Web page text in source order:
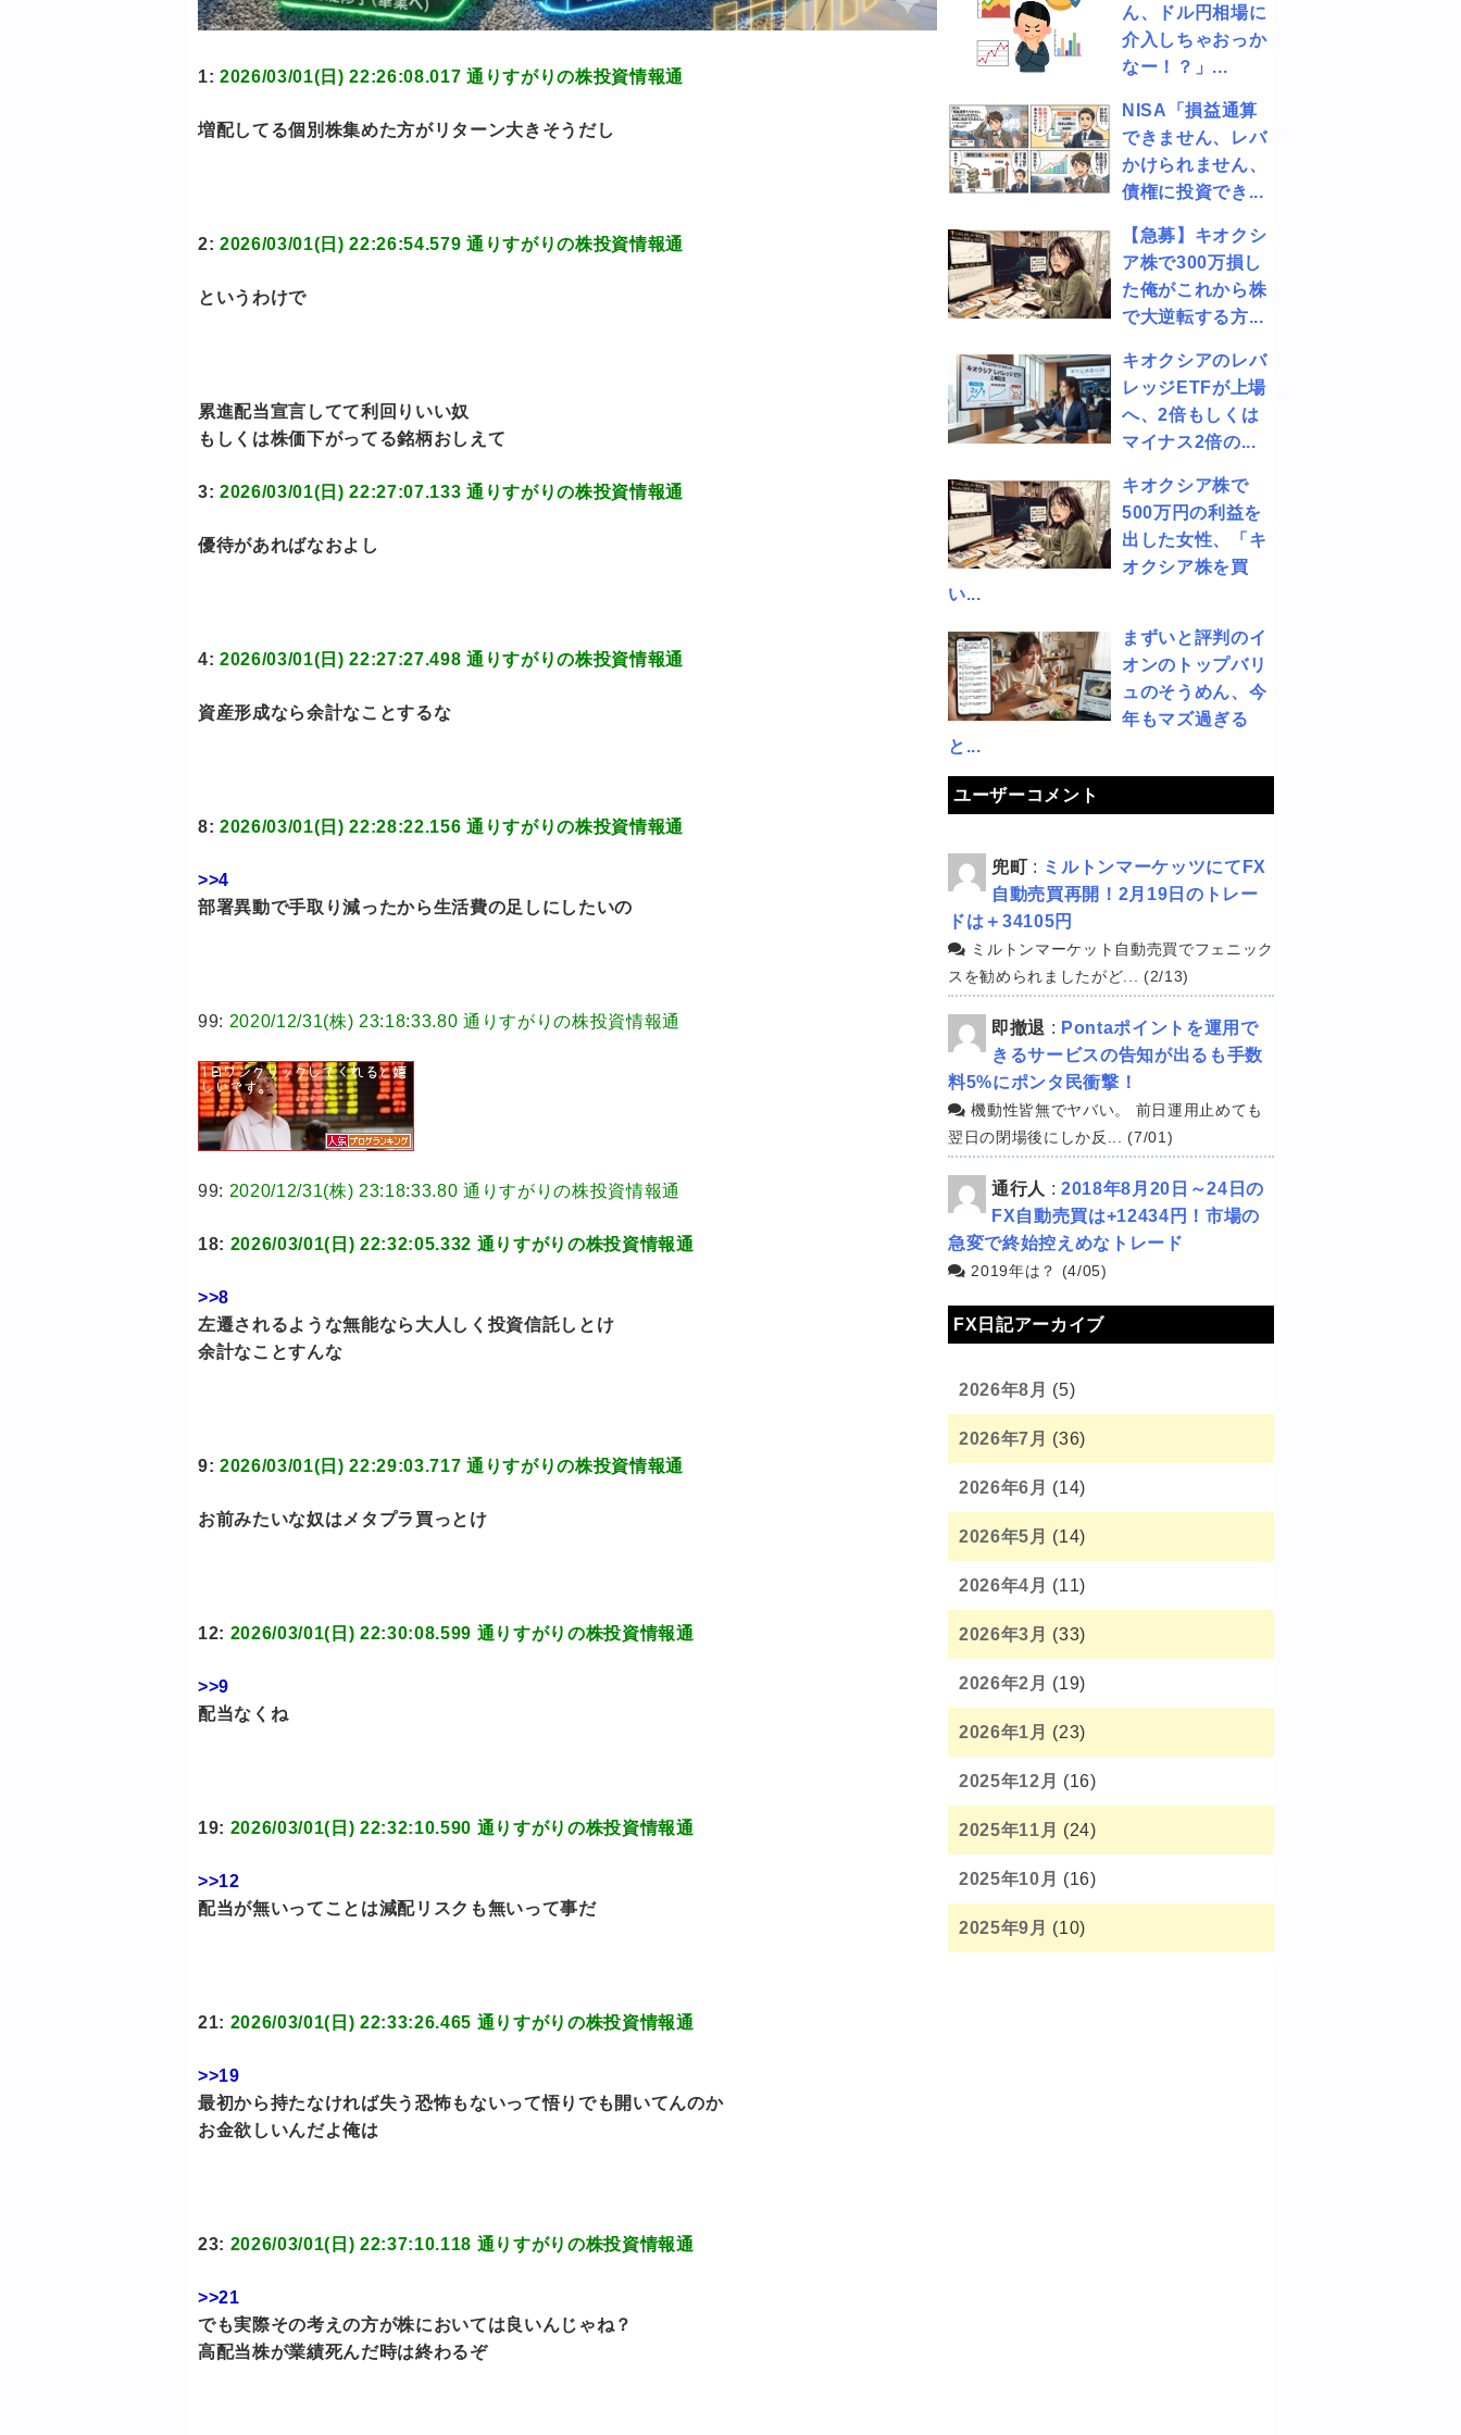
1: 2026/03/01(日) 22:26:08.017 通りすがりの株投資情報通
増配してる個別株集めた方がリターン大きそうだし
2: 2026/03/01(日) 22:26:54.579 通りすがりの株投資情報通
というわけで
累進配当宣言してて利回りいい奴
もしくは株価下がってる銘柄おしえて
3: 2026/03/01(日) 22:27:07.133 通りすがりの株投資情報通
優待があればなおよし
4: 2026/03/01(日) 22:27:27.498 通りすがりの株投資情報通
資産形成なら余計なことするな
8: 2026/03/01(日) 22:28:22.156 通りすがりの株投資情報通
>>4
部署異動で手取り減ったから生活費の足しにしたいの
99: 2020/12/31(株) 23:18:33.80 通りすがりの株投資情報通
99: 2020/12/31(株) 23:18:33.80 通りすがりの株投資情報通
18: 2026/03/01(日) 22:32:05.332 通りすがりの株投資情報通
>>8
左遷されるような無能なら大人しく投資信託しとけ
余計なことすんな
9: 2026/03/01(日) 22:29:03.717 通りすがりの株投資情報通
お前みたいな奴はメタプラ買っとけ
12: 2026/03/01(日) 22:30:08.599 通りすがりの株投資情報通
>>9
配当なくね
19: 2026/03/01(日) 22:32:10.590 通りすがりの株投資情報通
>>12
配当が無いってことは減配リスクも無いって事だ
21: 2026/03/01(日) 22:33:26.465 通りすがりの株投資情報通
>>19
最初から持たなければ失う恐怖もないって悟りでも開いてんのか
お金欲しいんだよ俺は
23: 2026/03/01(日) 22:37:10.118 通りすがりの株投資情報通
>>21
でも実際その考えの方が株においては良いんじゃね？
高配当株が業績死んだ時は終わるぞ
ん、ドル円相場に
介入しちゃおっか
なー！？」...
NISA「損益通算
できません、レバ
かけられません、
債権に投資でき...
【急募】キオクシ
ア株で300万損し
た俺がこれから株
で大逆転する方...
キオクシアのレバ
レッジETFが上場
へ、2倍もしくは
マイナス2倍の...
キオクシア株で
500万円の利益を
出した女性、「キ
オクシア株を買
い...
まずいと評判のイ
オンのトップバリ
ュのそうめん、今
年もマズ過ぎる
と...
ユーザーコメント
兜町 : ミルトンマーケッツにてFX
自動売買再開！2月19日のトレー
ドは＋34105円
ミルトンマーケット自動売買でフェニック
スを勧められましたがど... (2/13)
即撤退 : Pontaポイントを運用で
きるサービスの告知が出るも手数
料5%にポンタ民衝撃！
機動性皆無でヤバい。 前日運用止めても
翌日の閉場後にしか反... (7/01)
通行人 : 2018年8月20日～24日の
FX自動売買は+12434円！市場の
急変で終始控えめなトレード
2019年は？ (4/05)
FX日記アーカイブ
2026年8月 (5)
2026年7月 (36)
2026年6月 (14)
2026年5月 (14)
2026年4月 (11)
2026年3月 (33)
2026年2月 (19)
2026年1月 (23)
2025年12月 (16)
2025年11月 (24)
2025年10月 (16)
2025年9月 (10)